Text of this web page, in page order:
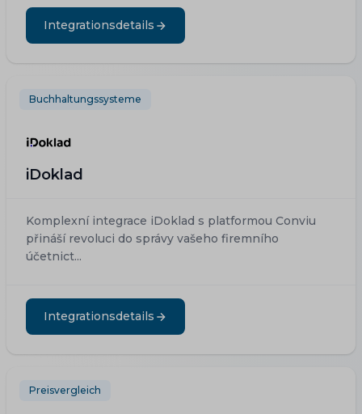
Integrationsdetails
Buchhaltungssysteme
iDoklad
Komplexní integrace iDoklad s platformou Conviu
přináší revoluci do správy vašeho firemního
účetnict...
Integrationsdetails
Preisvergleich